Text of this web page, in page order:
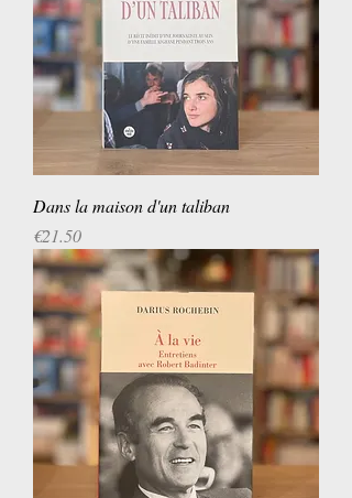
Dans la maison d'un taliban
Price
€21.50